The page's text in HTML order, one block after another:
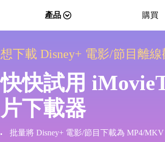
產品 購買
想下載 Disney+ 電影/節目離線
快快試用
片下載器
批量將 Disney+ 電影/節目下載為 MP4/